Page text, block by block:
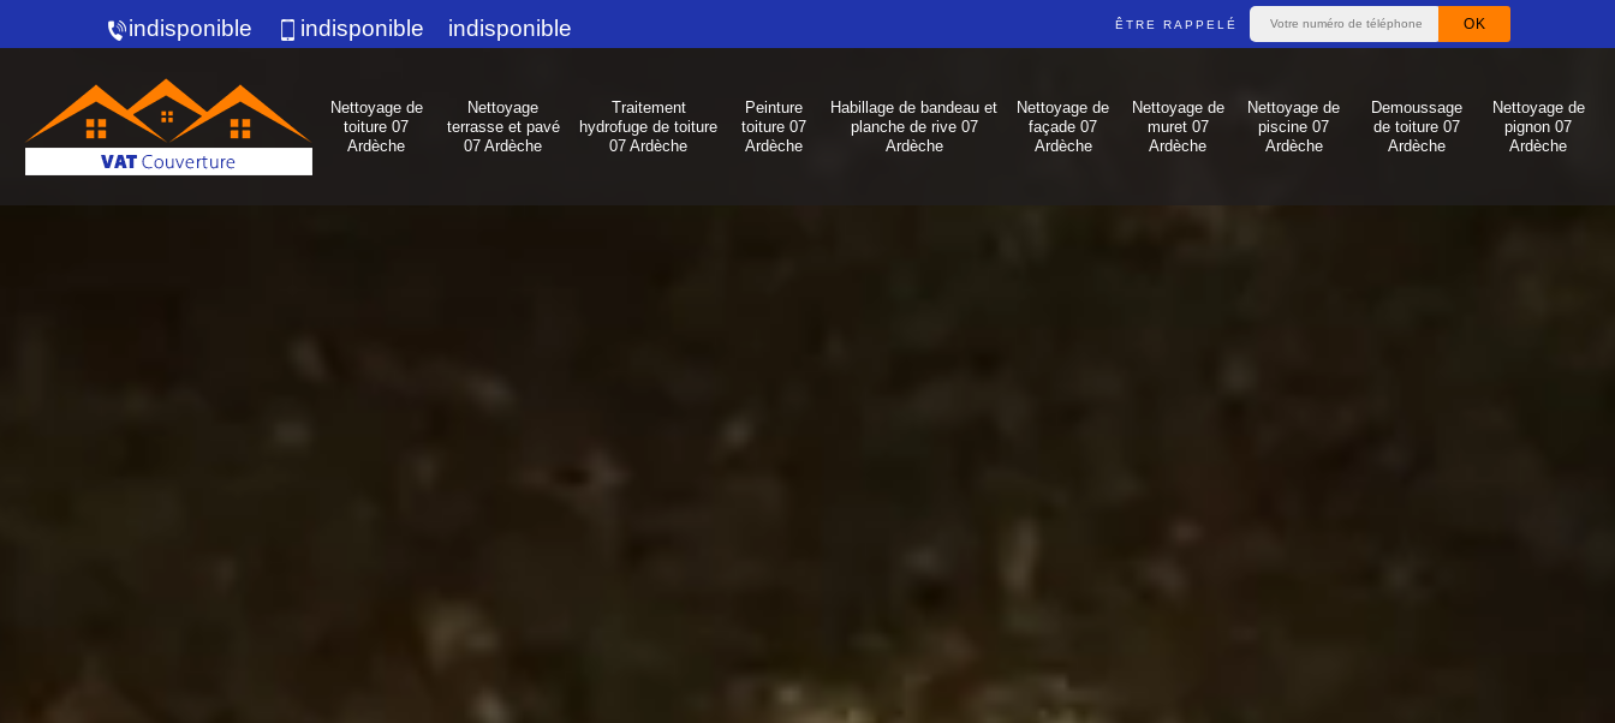
indisponible indisponible indisponible ÊTRE RAPPELÉ
Nettoyage de
toiture 07
Ardèche
Nettoyage
terrasse et pavé
07 Ardèche
Traitement
hydrofuge de toiture
07 Ardèche
Peinture
toiture 07
Ardèche
Habillage de bandeau et
planche de rive 07
Ardèche
Nettoyage de
façade 07
Ardèche
Nettoyage de
muret 07
Ardèche
Nettoyage de
piscine 07
Ardèche
Demoussage
de toiture 07
Ardèche
Nettoyage de
pignon 07
Ardèche